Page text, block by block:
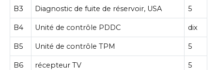
B3 Diagnostic de fuite de réservoir, USA 5
B4 Unité de contrôle PDDC dix
B5 Unité de contrôle TPM 5
B6 récepteur TV 5